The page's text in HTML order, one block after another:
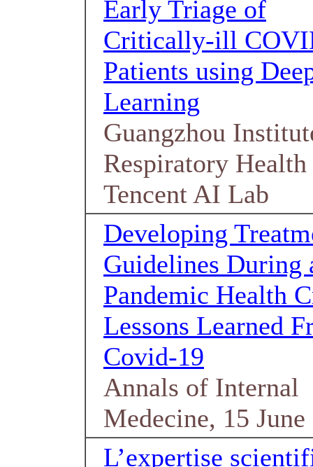
Early Triage of
Critically-ill
Patients using
Learning
Guangzhou
Respiratory Health
Tencent AI Lab
Developing
Guidelines During
Pandemic Health
Lessons Learned
Covid-19
Annals of Internal
Medecine, 15 June
L’expertise